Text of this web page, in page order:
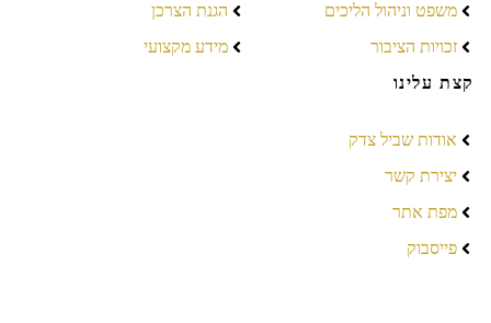
משפט וניהול הליכים
זכויות הציבור
הגנת הצרכן
מידע מקצועי
קצת עלינו
אודות שביל צדק
יצירת קשר
מפת אתר
פייסבוק